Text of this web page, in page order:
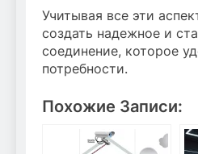
Учитывая все эти
создать надежное и
соединение, которое
потребности.
Похожие Записи: